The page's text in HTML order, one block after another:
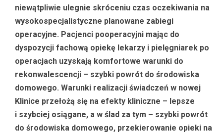
niewątpliwie ulegnie skróceniu czas oczekiwania na
wysokospecjalistyczne planowane zabiegi
operacyjne. Pacjenci pooperacyjni mając do
dyspozycji fachową opiekę lekarzy i pielęgniarek po
operacjach uzyskają komfortowe warunki do
rekonwalescencji – szybki powrót do środowiska
domowego. Warunki realizacji świadczeń w nowej
Klinice przełożą się na efekty kliniczne – lepsze
i szybciej osiągane, a w ślad za tym – szybki powrót
do środowiska domowego, przekierowanie opieki na